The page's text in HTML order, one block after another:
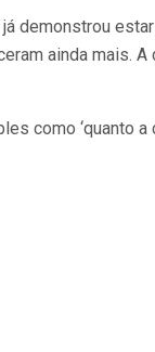
demonstrou
ainda mais.
como ‘quanto